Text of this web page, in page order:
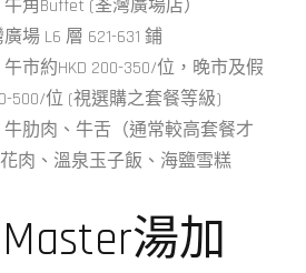
牛角Buffet (荃灣廣場店）
場 L6 層 621-631 鋪
午市約HKD 200-350/位，晚市及假
500/位 (視選購之套餐等級)
牛肋肉、牛舌（通常較高套餐才
肉、溫泉玉子飯、海鹽雪糕
湯加